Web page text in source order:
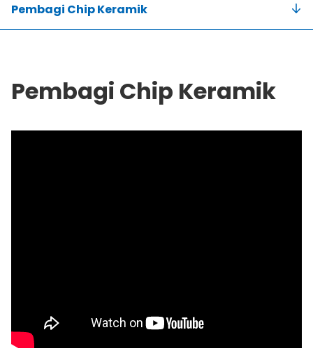
Pembagi Chip Keramik
Pembagi Chip Keramik